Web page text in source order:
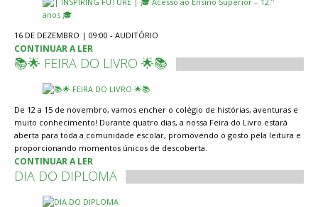
16 DE DEZEMBRO | 09:00 - AUDITÓRIO
CONTINUAR A LER
📚🌟 FEIRA DO LIVRO 🌟📚
De 12 a 15 de novembro, vamos encher o colégio de histórias, aventuras e
muito conhecimento! Durante quatro dias, a nossa Feira do Livro estará
aberta para toda a comunidade escolar, promovendo o gosto pela leitura e
proporcionando momentos únicos de descoberta.
CONTINUAR A LER
DIA DO DIPLOMA